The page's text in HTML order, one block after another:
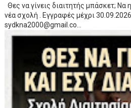
Θες να γίνεις διαιτητής μπάσκετ; Να
νέα σχολή . Εγγραφές μέχρι
sydkna2000@gmail.co...